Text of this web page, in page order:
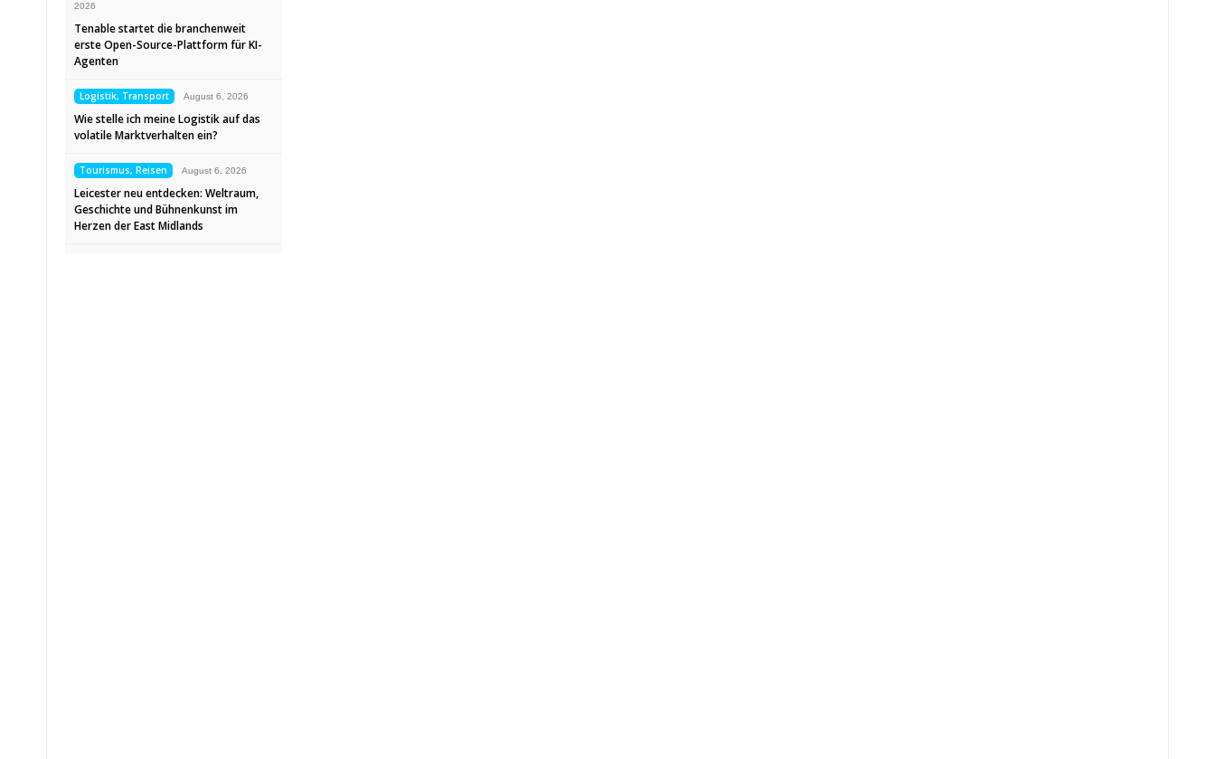
2026
Tenable startet die branchenweit
erste Open-Source-Plattform für KI-
Agenten
Logistik, Transport August 6, 2026
Wie stelle ich meine Logistik auf das
volatile Marktverhalten ein?
Tourismus, Reisen August 6, 2026
Leicester neu entdecken: Weltraum,
Geschichte und Bühnenkunst im
Herzen der East Midlands